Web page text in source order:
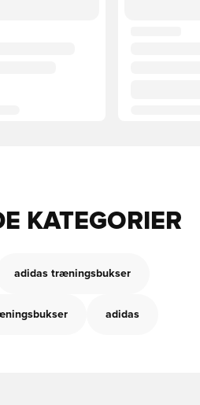
KATEGORIER
adidas træningsbukser
adidas